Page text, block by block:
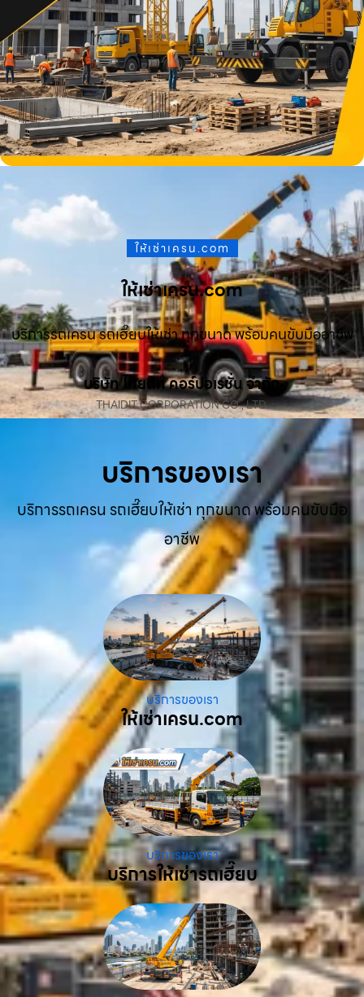
ให้เช่าเครน.com
ให้เช่าเครน.com
บริการรถเครน รถเฮี๊ยบให้เช่า ทุกขนาด พร้อมคนขับมืออาชีพ
บริษัท ไทยดิท คอร์ปอเรชั่น จำกัด
THAIDIT CORPORATION CO., LTD.
บริการของเรา
บริการรถเครน รถเฮี๊ยบให้เช่า ทุกขนาด พร้อมคนขับมือ
อาชีพ
บริการของเรา
ให้เช่าเครน.com
บริการของเรา
บริการให้เช่ารถเฮี๊ยบ